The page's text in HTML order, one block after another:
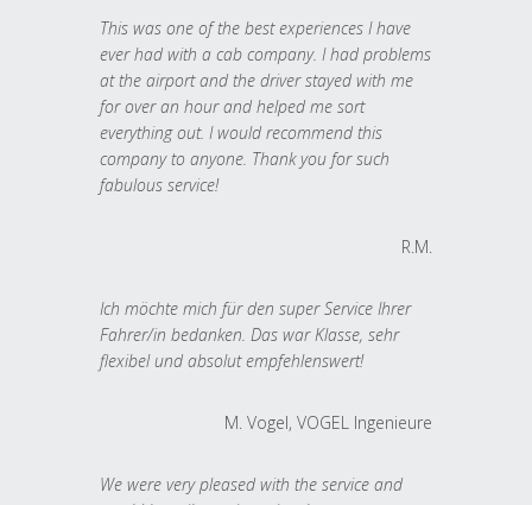
This was one of the best experiences I have
ever had with a cab company. I had problems
at the airport and the driver stayed with me
for over an hour and helped me sort
everything out. I would recommend this
company to anyone. Thank you for such
fabulous service!
R.M.
Ich möchte mich für den super Service Ihrer
Fahrer/in bedanken. Das war Klasse, sehr
flexibel und absolut empfehlenswert!
M. Vogel, VOGEL Ingenieure
We were very pleased with the service and